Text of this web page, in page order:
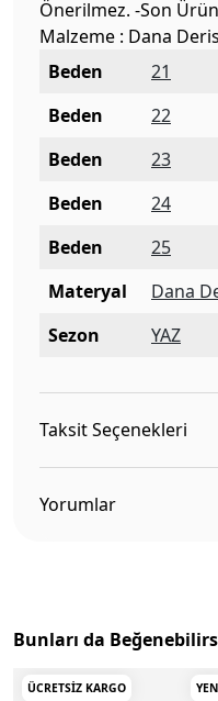
Önerilmez. -Son
Malzeme : Dana
Beden
21
Beden
22
Beden
23
Beden
24
Beden
25
Materyal
Dana
Sezon
YAZ
Taksit Seçenekleri
Yorumlar
Bunları da
ÜCRETSIZ KARGO